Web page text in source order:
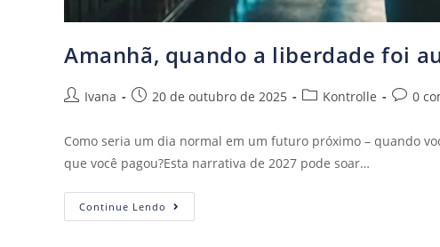
Amanhã, quando a liberdade foi
Ivana 20 de outubro de 2025 Kontrolle 0
Como seria um dia normal em um futuro próximo – quando
que você pagou?Esta narrativa de 2027 pode soar…
Continue Lendo